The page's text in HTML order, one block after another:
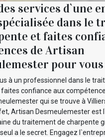
services d`une
dans le
et faites
de Artisan
pour
à un professionnel dans le
confiance aux
qui se trouve à
Artisan Desmeulemester est
du traitement de charpente
a le secret. Engagez